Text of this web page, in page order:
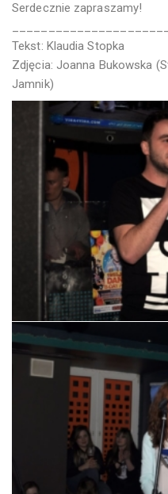
Serdecznie zapraszamy!
Tekst: Klaudia Stopka
Zdjęcia: Joanna Bukowska
Jamnik)